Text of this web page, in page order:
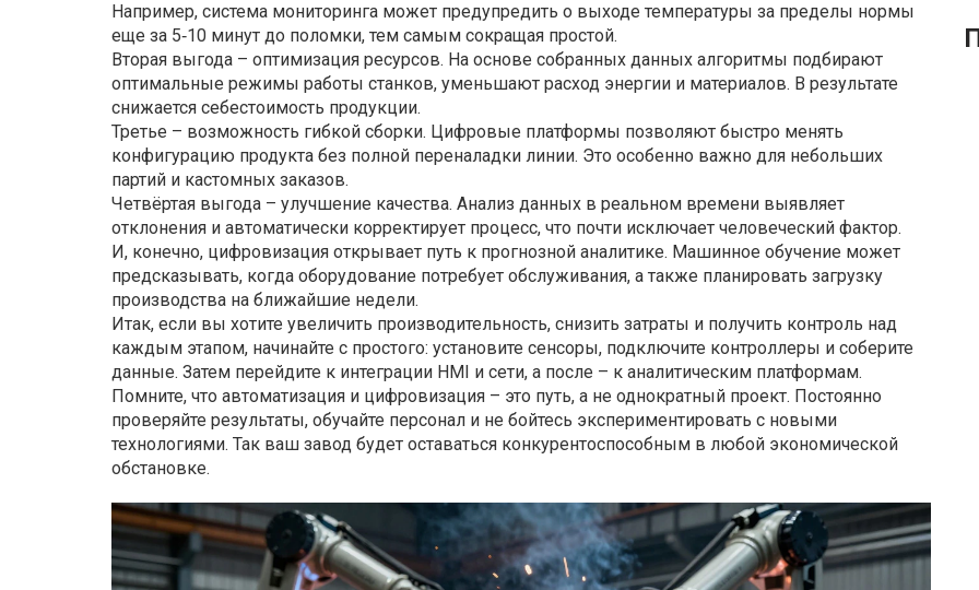
Например, система мониторинга может предупредить о выходе температуры за пределы нормы
еще за 5‑10 минут до поломки, тем самым сокращая простой.
Вторая выгода – оптимизация ресурсов. На основе собранных данных алгоритмы подбирают
оптимальные режимы работы станков, уменьшают расход энергии и материалов. В результате
снижается себестоимость продукции.
Третье – возможность гибкой сборки. Цифровые платформы позволяют быстро менять
конфигурацию продукта без полной переналадки линии. Это особенно важно для небольших
партий и кастомных заказов.
Четвёртая выгода – улучшение качества. Анализ данных в реальном времени выявляет
отклонения и автоматически корректирует процесс, что почти исключает человеческий фактор.
И, конечно, цифровизация открывает путь к прогнозной аналитике. Машинное обучение может
предсказывать, когда оборудование потребует обслуживания, а также планировать загрузку
производства на ближайшие недели.
Итак, если вы хотите увеличить производительность, снизить затраты и получить контроль над
каждым этапом, начинайте с простого: установите сенсоры, подключите контроллеры и соберите
данные. Затем перейдите к интеграции HMI и сети, а после – к аналитическим платформам.
Помните, что автоматизация и цифровизация – это путь, а не однократный проект. Постоянно
проверяйте результаты, обучайте персонал и не бойтесь экспериментировать с новыми
технологиями. Так ваш завод будет оставаться конкурентоспособным в любой экономической
обстановке.